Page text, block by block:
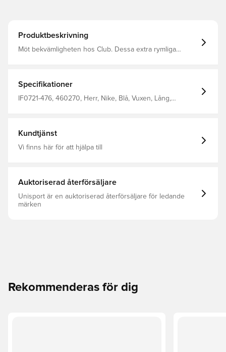
Produktbeskrivning
Möt bekvämligheten hos Club. Dessa extra rymliga
Specifikationer
IF0721-476, 460270, Herr, Nike, Blå, Vuxen, Lång,
Kundtjänst
Vi finns här för att hjälpa till
Auktoriserad återförsäljare
Unisport är en auktoriserad återförsäljare för ledande
märken
Rekommenderas för dig